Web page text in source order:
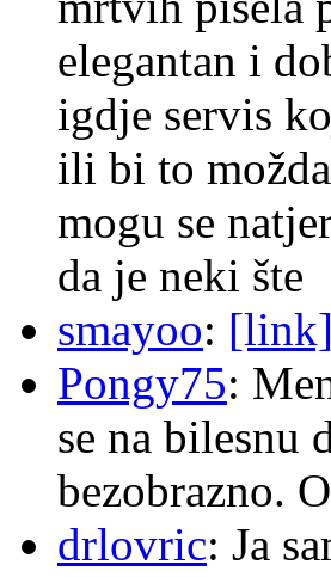
elegantan i
igdje servis
ili bi to
mogu se
da je neki šte
smayoo: [link]
Pongy75:
se na bilesnu
bezobrazno.
drlovric: Ja